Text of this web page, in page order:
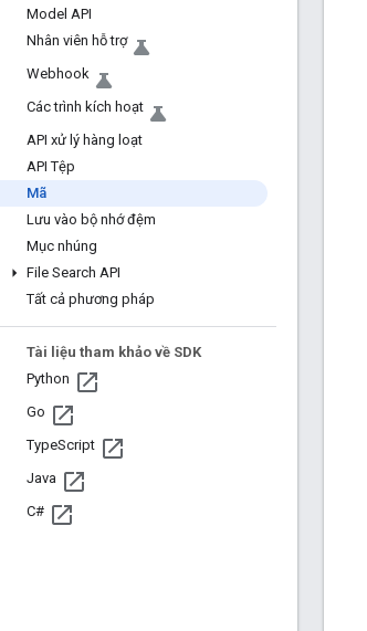
Model API
Nhân viên hỗ trợ
Webhook
Các trình kích hoạt
API xử lý hàng loạt
API Tệp
Mã
Lưu vào bộ nhớ đệm
Mục nhúng
File Search API
Tất cả phương pháp
Tài liệu tham khảo về SDK
Python
Go
TypeScript
Java
C#